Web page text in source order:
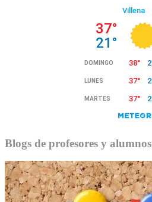
Blogs de profesores y alumnos